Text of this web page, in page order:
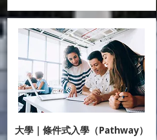
大學｜條件式入學（Pathway）